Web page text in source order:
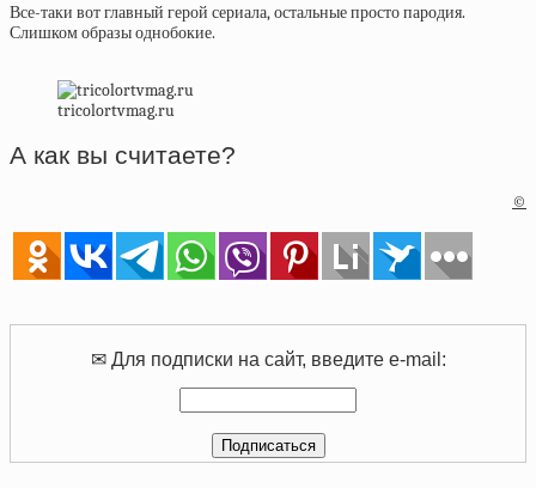
Все-таки вот главный герой сериала, остальные просто пародия.
Слишком образы однобокие.
tricolortvmag.ru
А как вы считаете?
©
✉ Для подписки на сайт, введите e-mail: